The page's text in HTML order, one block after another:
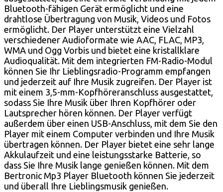
Bluetooth-fähigen Gerät ermöglicht und eine
drahtlose Übertragung von Musik, Videos und Fotos
ermöglicht. Der Player unterstützt eine Vielzahl
verschiedener Audioformate wie AAC, FLAC, MP3,
WMA und Ogg Vorbis und bietet eine kristallklare
Audioqualität. Mit dem integrierten FM-Radio-Modul
können Sie Ihr Lieblingsradio-Programm empfangen
und jederzeit auf Ihre Musik zugreifen. Der Player ist
mit einem 3,5-mm-Kopfhöreranschluss ausgestattet,
sodass Sie Ihre Musik über Ihren Kopfhörer oder
Lautsprecher hören können. Der Player verfügt
außerdem über einen USB-Anschluss, mit dem Sie den
Player mit einem Computer verbinden und Ihre Musik
übertragen können. Der Player bietet eine sehr lange
Akkulaufzeit und eine leistungsstarke Batterie, so
dass Sie Ihre Musik lange genießen können. Mit dem
Bertronic Mp3 Player Bluetooth können Sie jederzeit
und überall Ihre Lieblingsmusik genießen.